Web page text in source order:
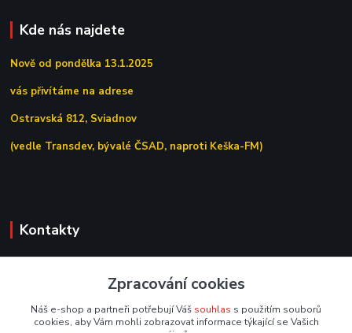
Kde nás najdete
Nově od pondělka 13.1.2025
vás přivítáme na adrese
Ostravská 812, Sviadnov
(vedle Transdev, bývalé ČSAD, naproti Keška-FM)
Kontakty
obchod@tipoffice.cz
Zpracování cookies
Náš e-shop a partneři potřebují Váš souhlas s použitím souborů
cookies, aby Vám mohli zobrazovat informace týkající se Vašich